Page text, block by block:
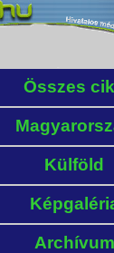
Összes
Külföld
Archívum